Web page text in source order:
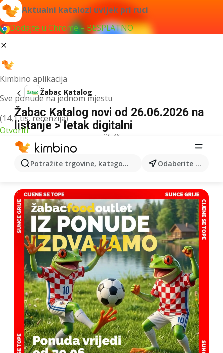
Aktualni katalozi uvijek pri ruci
Dodajte u Chrome – BESPLATNO
Kimbino aplikacija
Sve ponude na jednom mjestu
(14,1 tis. recenzija)
Otvoriti
Potražite trgovine, kategorije, proizvode... Odaberite grad
Žabac Katalog
Žabac Katalog novi od 26.06.2026 na
listanje > letak digitalni
OGLAS